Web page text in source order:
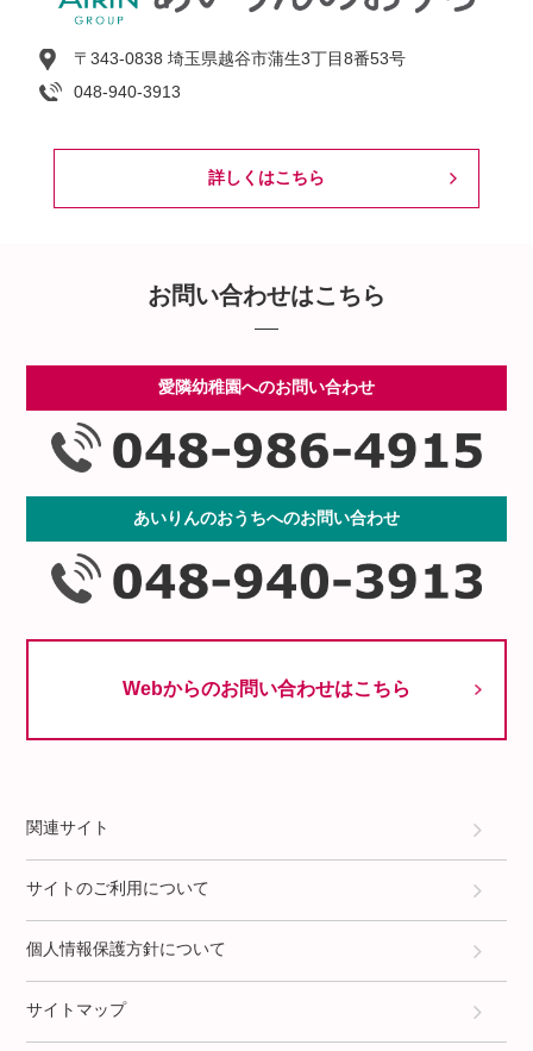
〒343-0838 埼玉県越谷市蒲生3丁目8番53号
048-940-3913
詳しくはこちら
お問い合わせはこちら
愛隣幼稚園へのお問い合わせ
あいりんのおうちへのお問い合わせ
Webからのお問い合わせはこちら
関連サイト
サイトのご利用について
個人情報保護方針について
サイトマップ